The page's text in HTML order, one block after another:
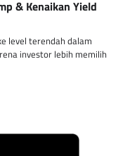
& Kenaikan Yield
level terendah dalam
investor lebih memilih